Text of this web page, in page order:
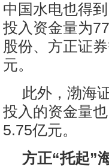
中国水电也得
投入资金量为
股份、方正证
元。
此外，渤海
投入的资金量
5.75亿元。
方正“托起”